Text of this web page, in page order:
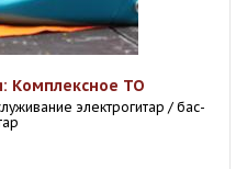
Комплексное ТО
электрогитар / бас-